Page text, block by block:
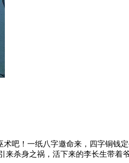
吧！一纸八字邀命来，四字铜
杀身之祸，活下来的李长生带着